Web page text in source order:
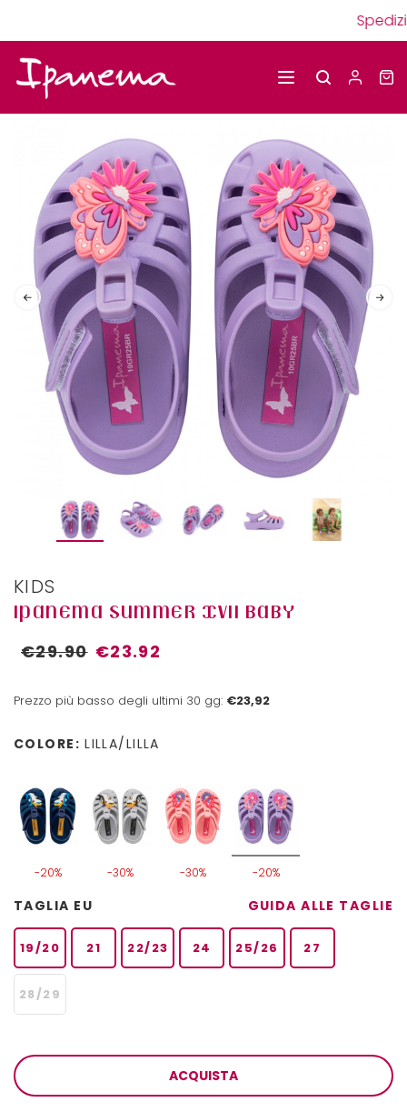
KIDS
IPANEMA SUMMER XVII BABY
€29.90 €23.92
Prezzo più basso degli ultimi 30 gg: €23,92
COLORE: LILLA/LILLA
-20% -30% -30% -20%
TAGLIA EU GUIDA ALLE TAGLIE
19/20 21 22/23 24 25/26 27
28/29
ACQUISTA